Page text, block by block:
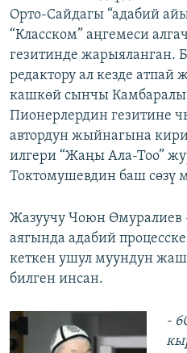
Орто-Сайдагы “адабий
“Класском” аңгемеси
гезитинде жарыяланган.
редактору ал кезде атпай
кашкөй сынчы Камбаралы
Пионерлердин гезитине
автордун жыйнагына
илгери “Жаңы Ала-Тоо”
Токтомушевдин баш сөзү
Жазуучу Чоюн
аягында адабий
кеткен ушул муундун
билген инсан.
-